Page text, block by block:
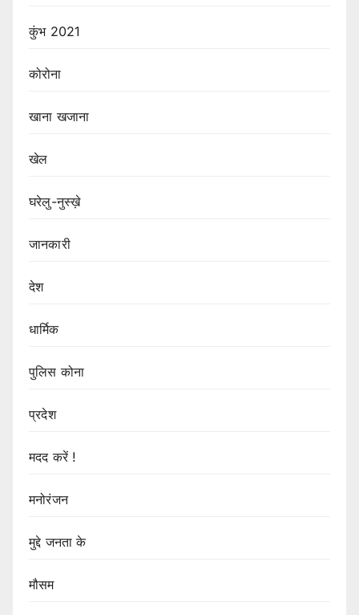
कुंभ 2021
कोरोना
खाना खजाना
खेल
घरेलु-नुस्ख़े
जानकारी
देश
धार्मिक
पुलिस कोना
प्रदेश
मदद करें !
मनोरंजन
मुद्दे जनता के
मौसम